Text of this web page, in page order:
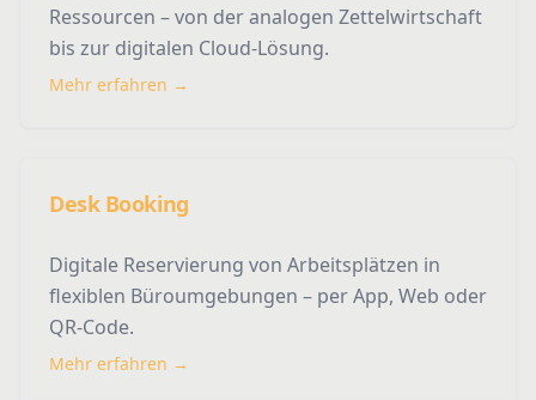
Ressourcen – von der analogen Zettelwirtschaft
bis zur digitalen Cloud-Lösung.
Mehr erfahren →
Desk Booking
Digitale Reservierung von Arbeitsplätzen in
flexiblen Büroumgebungen – per App, Web oder
QR-Code.
Mehr erfahren →